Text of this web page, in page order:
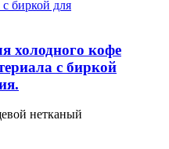
холодного кофе
с биркой
нетканый